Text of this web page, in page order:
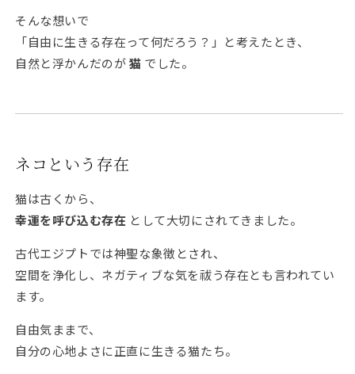
そんな想いで
「自由に生きる存在って何だろう？」と考えたとき、
自然と浮かんだのが猫 でした。
ネコという存在
猫は古くから、
幸運を呼び込む存在 として大切にされてきました。
古代エジプトでは神聖な象徴とされ、
空間を浄化し、ネガティブな気を祓う存在とも言われてい
ます。
自由気ままで、
自分の心地よさに正直に生きる猫たち。